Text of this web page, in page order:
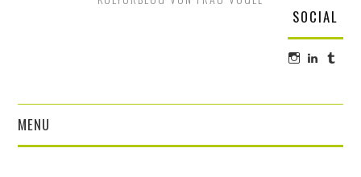
SOCIAL
Profil
Instagram
Profil
aufauf
MENU